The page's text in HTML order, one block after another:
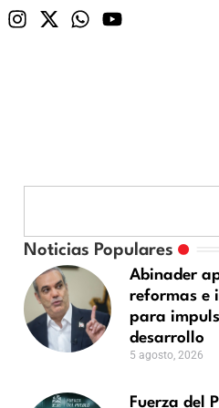
Noticias Populares
Abinader
reformas e
para
desarrollo
5 agosto, 2026
Fuerza del